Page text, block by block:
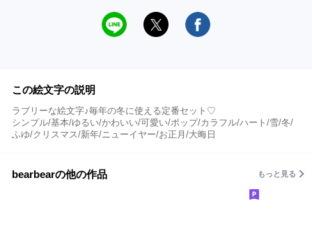
この絵文字の説明
ラブリーな絵文字♪毎年の冬に使える定番セット♡
シンプル/基本/ゆるい/かわいい/可愛い/ポップ/カラフル/ハート/雪/冬/
ふゆ/クリスマス/新年/ニューイヤー/お正月/大晦日
bearbearの他の作品 もっと見る